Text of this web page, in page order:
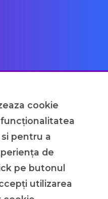
fi la curent cu ultimele
cookie
pentru a
de
pe butonul
utilizarea